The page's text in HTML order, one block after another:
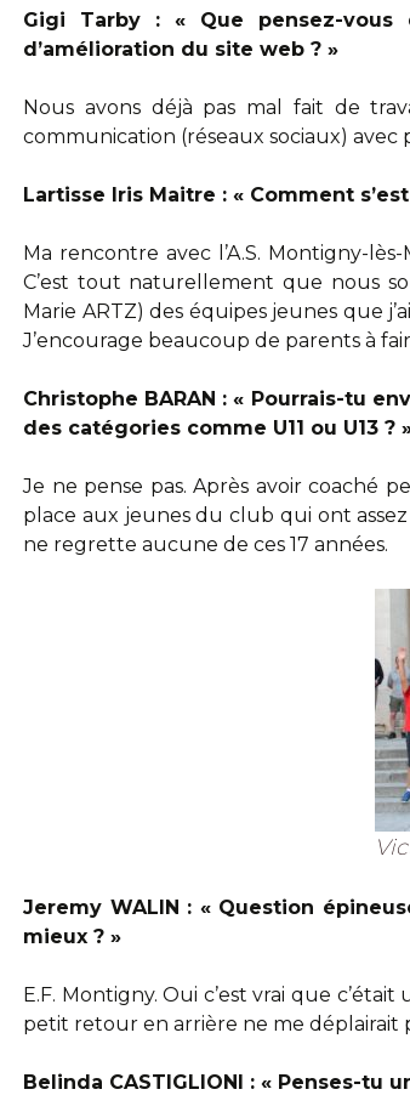
Gigi Tarby : « Que pensez-
d’amélioration du site web ? »
Nous avons déjà pas mal fait de
communication (réseaux sociaux)
Lartisse Iris Maitre : « Comment
Ma rencontre avec l’A.S. Montigny-
C’est tout naturellement que nous
Marie ARTZ) des équipes jeunes que
J’encourage beaucoup de parents à
Christophe BARAN : « Pourrais-tu
des catégories comme U11 ou U13 ?
Je ne pense pas. Après avoir coaché
place aux jeunes du club qui ont
ne regrette aucune de ces 17 années.
Jeremy WALIN : « Question
mieux ? »
E.F. Montigny. Oui c’est vrai que
petit retour en arrière ne me déplairait
Belinda CASTIGLIONI : « Penses-tu